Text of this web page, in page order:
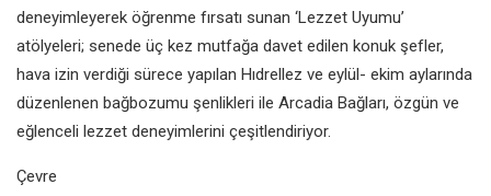
deneyimleyerek öğrenme fırsatı sunan ‘Lezzet Uyumu’
atölyeleri; senede üç kez mutfağa davet edilen konuk şefler,
hava izin verdiği sürece yapılan Hıdrellez ve eylül- ekim aylarında
düzenlenen bağbozumu şenlikleri ile Arcadia Bağları, özgün ve
eğlenceli lezzet deneyimlerini çeşitlendiriyor.
Çevre